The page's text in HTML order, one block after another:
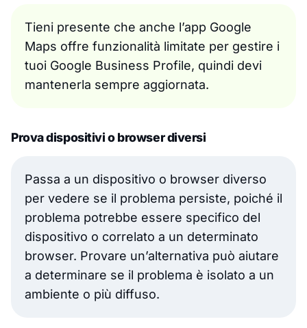
Tieni presente che anche l’app Google
Maps offre funzionalità limitate per gestire i
tuoi Google Business Profile, quindi devi
mantenerla sempre aggiornata.
Prova dispositivi o browser diversi
Passa a un dispositivo o browser diverso
per vedere se il problema persiste, poiché il
problema potrebbe essere specifico del
dispositivo o correlato a un determinato
browser. Provare un’alternativa può aiutare
a determinare se il problema è isolato a un
ambiente o più diffuso.